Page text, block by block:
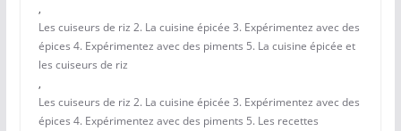
,
Les cuiseurs de riz 2. La cuisine épicée 3. Expérimentez avec des
épices 4. Expérimentez avec des piments 5. La cuisine épicée et
les cuiseurs de riz
,
Les cuiseurs de riz 2. La cuisine épicée 3. Expérimentez avec des
épices 4. Expérimentez avec des piments 5. Les recettes